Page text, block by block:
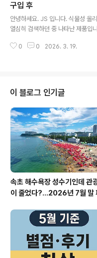
에 들어있는 유기화합물다양한 조직
세포의 성장, 분열, 자기 포식과 같
관여합니다. 나의 미래를 위해서는
제입니다. 구입 가격은 2개
어야 하나?건강하고 활동적인 삶을
구입 후
안녕하세요. JS 입니다. 식물성 올
열심히 검색하던 중 나타난 제품입
산패를 최소화해준다는 점영양성분
시설, 부담 없는 섭취도 찾아봤어요.
페인 유기농 올리브 100%내추럴플
성 캡슐! 가격 : 6개 34,900원 :
느낌.아직은 모르겠다.기존 오메가
작고 넘기기 좋았다.그리고 아무 냄
식물성 오일을 ..
0 0 2026. 3. 19.
이 블로그 인기글
속초 해수욕장 성수기인데 관
이 줄었다?…2026년 7월 말